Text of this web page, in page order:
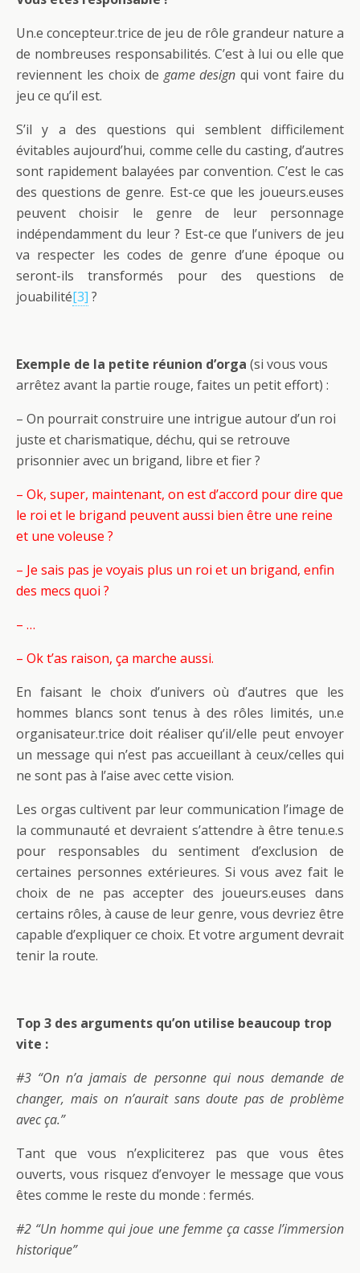
Un.e concepteur.trice de jeu de rôle grandeur nature a
de nombreuses responsabilités. C’est à lui ou elle que
reviennent les choix de game design qui vont faire du
jeu ce qu’il est.
S’il y a des questions qui semblent difficilement
évitables aujourd’hui, comme celle du casting, d’autres
sont rapidement balayées par convention. C’est le cas
des questions de genre. Est-ce que les joueurs.euses
peuvent choisir le genre de leur personnage
indépendamment du leur ? Est-ce que l’univers de jeu
va respecter les codes de genre d’une époque ou
seront-ils transformés pour des questions de
jouabilité[3] ?
Exemple de la petite réunion d’orga (si vous vous
arrêtez avant la partie rouge, faites un petit effort) :
– On pourrait construire une intrigue autour d’un roi
juste et charismatique, déchu, qui se retrouve
prisonnier avec un brigand, libre et fier ?
– Ok, super, maintenant, on est d’accord pour dire que
le roi et le brigand peuvent aussi bien être une reine
et une voleuse ?
– Je sais pas je voyais plus un roi et un brigand, enfin
des mecs quoi ?
– …
– Ok t’as raison, ça marche aussi.
En faisant le choix d’univers où d’autres que les
hommes blancs sont tenus à des rôles limités, un.e
organisateur.trice doit réaliser qu’il/elle peut envoyer
un message qui n’est pas accueillant à ceux/celles qui
ne sont pas à l’aise avec cette vision.
Les orgas cultivent par leur communication l’image de
la communauté et devraient s’attendre à être tenu.e.s
pour responsables du sentiment d’exclusion de
certaines personnes extérieures. Si vous avez fait le
choix de ne pas accepter des joueurs.euses dans
certains rôles, à cause de leur genre, vous devriez être
capable d’expliquer ce choix. Et votre argument devrait
tenir la route.
Top 3 des arguments qu’on utilise beaucoup trop
vite :
#3 “On n’a jamais de personne qui nous demande de
changer, mais on n’aurait sans doute pas de problème
avec ça.”
Tant que vous n’expliciterez pas que vous êtes
ouverts, vous risquez d’envoyer le message que vous
êtes comme le reste du monde : fermés.
#2 “Un homme qui joue une femme ça casse l’immersion
historique”